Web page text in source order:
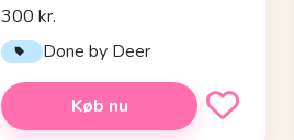
300 kr.
Done by Deer
Køb nu